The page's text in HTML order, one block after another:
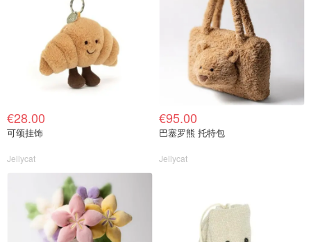
€28.00
可颂挂饰
Jellycat
€95.00
巴塞罗熊 托特包
Jellycat